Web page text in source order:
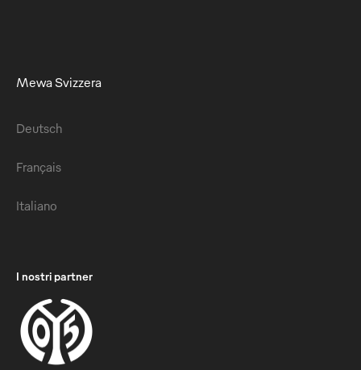
Mewa Svizzera
Deutsch
Français
Italiano
I nostri partner